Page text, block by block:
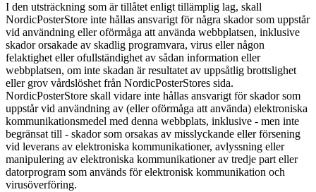
I den utsträckning som är tillåtet enligt tillämplig lag, skall
NordicPosterStore inte hållas ansvarigt för några skador som uppstår
vid användning eller oförmåga att använda webbplatsen, inklusive
skador orsakade av skadlig programvara, virus eller någon
felaktighet eller ofullständighet av sådan information eller
webbplatsen, om inte skadan är resultatet av uppsåtlig brottslighet
eller grov vårdslöshet från NordicPosterStores sida.
NordicPosterStore skall vidare inte hållas ansvarigt för skador som
uppstår vid användning av (eller oförmåga att använda) elektroniska
kommunikationsmedel med denna webbplats, inklusive - men inte
begränsat till - skador som orsakas av misslyckande eller försening
vid leverans av elektroniska kommunikationer, avlyssning eller
manipulering av elektroniska kommunikationer av tredje part eller
datorprogram som används för elektronisk kommunikation och
virusöverföring.